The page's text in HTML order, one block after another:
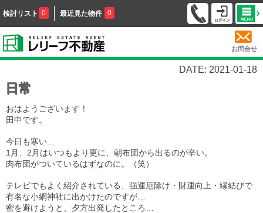
検討リスト 0 最近見た物件 0
お問合せ
DATE: 2021-01-18
日常
おはようございます！
田中です。
今日も寒い
1 月、 2 月はいつもより更に、朝布団から出るのが辛い。
肉布団がついているはずなのに。（笑）
テレビでもよく紹介されている、強運厄除け・財運向上・縁結びで
有名な小網神社に出かけたのですが
密を避けようと、夕方出発したところ